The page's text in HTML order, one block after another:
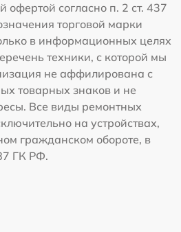
офертой согласно п. 2 ст. 437
торговой марки
в информационных целях
техники, с которой мы
не аффилирована с
товарных знаков и не
Все виды ремонтных
на устройствах,
гражданском обороте, в
ГК РФ.